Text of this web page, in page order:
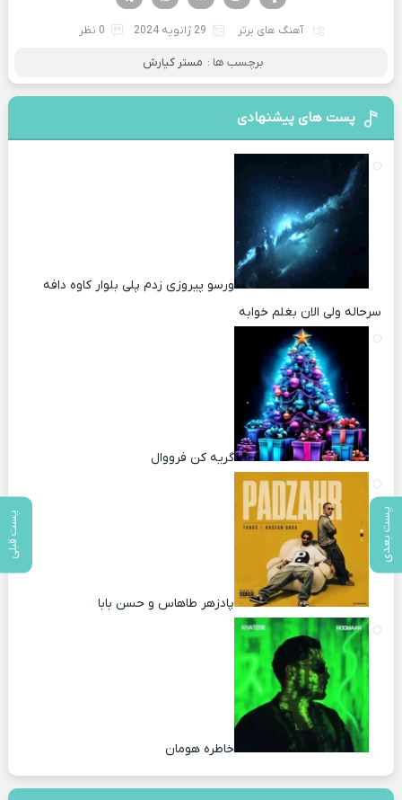
پست بعدی پست قبلی
آهنگ های برتر 29 ژانویه 2024 0 نظر
برچسب ها : مستر کیارش
پست های پیشنهادی
ورسو پیروزی زدم پلی بلوار کاوه دافه
سرحاله ولی الان بغلم خوابه ‌
گریه کن فرووال
پادزهر طاهاس و حسن بابا
خاطره هومان